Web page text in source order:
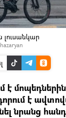
լուսանկար
է
է
նրանց